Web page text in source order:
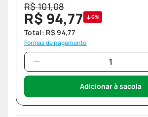
R$101,08
R$ 94,77 6%
Total: R$ 94,77
Formas de pagamento
Adicionar à sacola